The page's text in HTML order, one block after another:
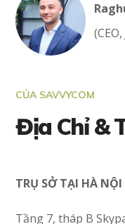
CỦA SAVVYCOM
Địa Chỉ &
TRỤ SỞ TẠI HÀ NỘI
Tầng 7, tháp B